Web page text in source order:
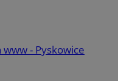
- Pyskowice